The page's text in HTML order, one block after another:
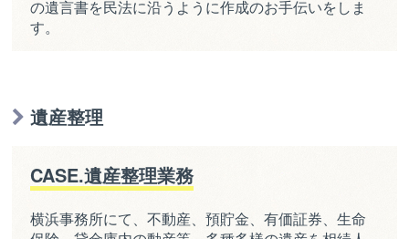
の遺言書を民法に沿うように作成のお手伝いをしま
す。
遺産整理
CASE.遺産整理業務
横浜事務所にて、不動産、預貯金、有価証券、生命